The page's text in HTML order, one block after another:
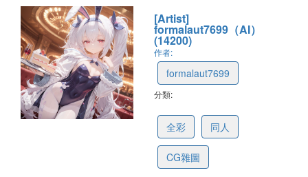
[Artist]
formalaut7699（AI）
(14200)
作者:
formalaut7699
分類:
全彩 同人
CG雜圖